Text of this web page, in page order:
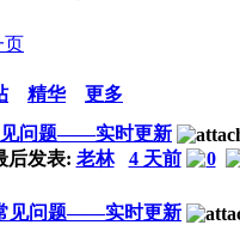
页
精华
更多
问题——实时更新
后发表: 老林 4 天前 0
见问题——实时更新